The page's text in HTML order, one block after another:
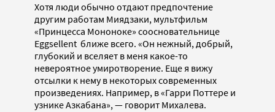
Хотя люди обычно отдают предпочтение
другим работам Миядзаки, мультфильм
«Принцесса Мононоке» соосновательнице
Eggsellent ближе всего. «Он нежный, добрый,
глубокий и вселяет в меня какое-то
невероятное умиротворение. Еще я вижу
отсылки к нему в некоторых современных
произведениях. Например, в «Гарри Поттере и
узнике Азкабана», — говорит Михалева.